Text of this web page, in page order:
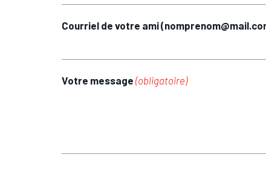
Courriel de votre ami
Votre message (obligatoire)